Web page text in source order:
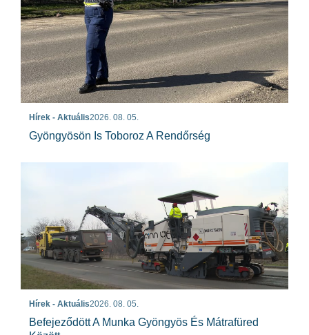
Hírek - Aktuális2026. 08. 05.
Gyöngyösön Is Toboroz A Rendőrség
Hírek - Aktuális2026. 08. 05.
Befejeződött A Munka Gyöngyös És Mátrafüred